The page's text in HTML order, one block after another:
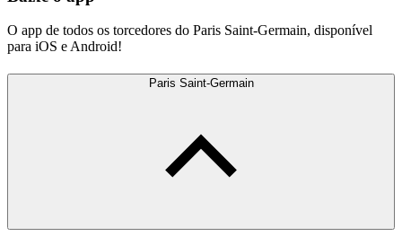
O app de todos os torcedores do Paris Saint-Germain, disponível
para iOS e Android!
Paris Saint-Germain